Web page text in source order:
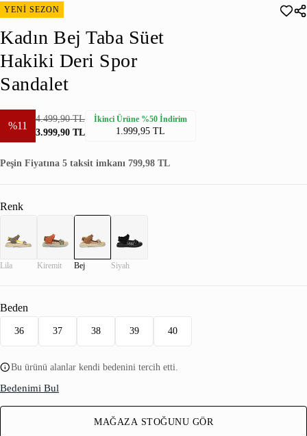
YENİ SEZON
Kadın Bej Taba Süet
Hakiki Deri Spor
Sandalet
%11
4.499,90 TL
3.999,90 TL
İkinci Ürüne %50 İndirim
1.999,95 TL
Peşin Fiyatına 5 taksit imkanı 799,98 TL
Renk
Lila Kiremit Bej Siyah
Beden
36 37 38 39 40
Bu ürünü alanlar kendi bedenini tercih etti.
Bedenimi Bul
MAĞAZA STOĞUNU GÖR